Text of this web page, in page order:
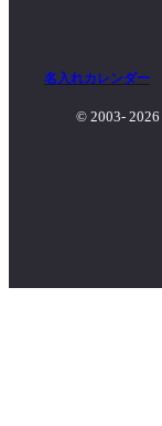
名入れカレンダー
© 2003- 2026